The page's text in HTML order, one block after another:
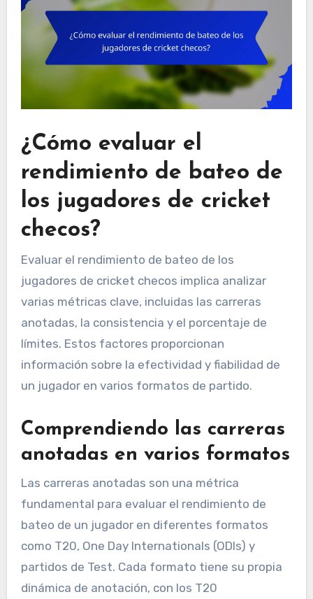
¿Cómo evaluar el
rendimiento de bateo de
los jugadores de cricket
checos?
Evaluar el rendimiento de bateo de los
jugadores de cricket checos implica analizar
varias métricas clave, incluidas las carreras
anotadas, la consistencia y el porcentaje de
límites. Estos factores proporcionan
información sobre la efectividad y fiabilidad de
un jugador en varios formatos de partido.
Comprendiendo las carreras
anotadas en varios formatos
Las carreras anotadas son una métrica
fundamental para evaluar el rendimiento de
bateo de un jugador en diferentes formatos
como T20, One Day Internationals (ODIs) y
partidos de Test. Cada formato tiene su propia
dinámica de anotación, con los T20